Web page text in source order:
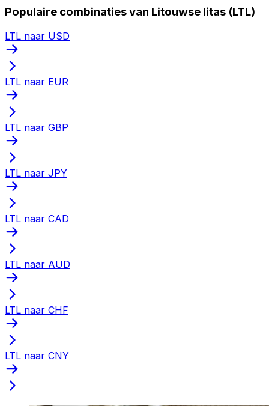
Populaire combinaties van Litouwse litas (LTL)
LTL naar USD
LTL naar EUR
LTL naar GBP
LTL naar JPY
LTL naar CAD
LTL naar AUD
LTL naar CHF
LTL naar CNY